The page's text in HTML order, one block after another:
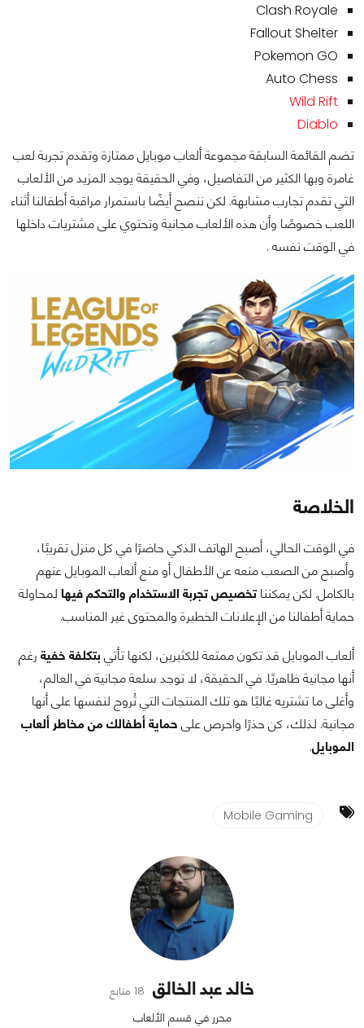
Clash Royale
Fallout Shelter
Pokemon GO
Auto Chess
Wild Rift
Diablo
تضم القائمة السابقة مجموعة ألعاب موبايل ممتازة وتقدم تجربة لعب
غامرة وبها الكثير من التفاصيل، وفي الحقيقة يوجد المزيد من الألعاب
التي تقدم تجارب مشابهة. لكن ننصح أيضًا باستمرار مراقبة أطفالنا أثناء
اللعب خصوصًا وأن هذه الألعاب مجانية وتحتوي على مشتريات داخلها
في الوقت نفسه .
الخلاصة
في الوقت الحالي، أصبح الهاتف الذكي حاضرًا في كل منزل تقريبًا،
وأصبح من الصعب منعه عن الأطفال أو منع ألعاب الموبايل عنهم
بالكامل. لكن يمكننا تخصيص تجربة الاستخدام والتحكم فيها لمحاولة
حماية أطفالنا من الإعلانات الخطيرة والمحتوى غير المناسب.
ألعاب الموبايل قد تكون ممتعة للكثيرين، لكنها تأتي بتكلفة خفية رغم
أنها مجانية ظاهريًا. في الحقيقة، لا توجد سلعة مجانية في العالم،
وأغلى ما تشتريه غالبًا هو تلك المنتجات التي تُروج لنفسها على أنها
مجانية. لذلك، كن حذرًا واحرص على حماية أطفالك من مخاطر ألعاب
الموبايل.
Mobile Gaming
خالد عبد الخالق 18 متابع
محرر في قسم الألعاب